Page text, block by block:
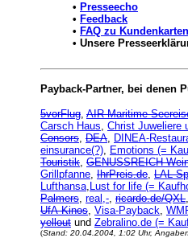
• Presseecho
• Feedback
• FAQ zu Kundenkarten
• Unsere
Payback-Partner, bei denen
5vorFlug, AIR Maritime
Carsch Haus, Christ Juweliere
Consors, DEA, DINEA-
einsurance(?), Emotions (=
Touristik, GENUSSREICH
Grillpfanne, IhrPreis.de, LAL
Lufthansa, Lust for life (=
Palmers, real,-, ricardo.de/QXL,
UfA-Kinos, Visa-Payback,
yellout und Zebralino.de (=
(Stand: 20.04.2004, 1:02 Uhr,